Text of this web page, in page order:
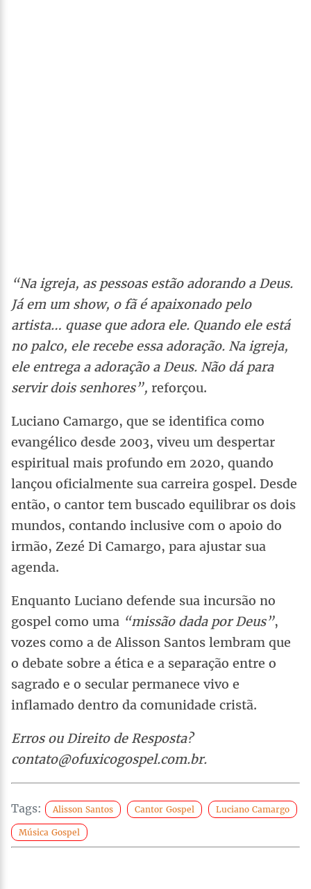
“Na igreja, as pessoas estão adorando a Deus.
Já em um show, o fã é apaixonado pelo
artista… quase que adora ele. Quando ele está
no palco, ele recebe essa adoração. Na igreja,
ele entrega a adoração a Deus. Não dá para
servir dois senhores”, reforçou.
Luciano Camargo, que se identifica como
evangélico desde 2003, viveu um despertar
espiritual mais profundo em 2020, quando
lançou oficialmente sua carreira gospel. Desde
então, o cantor tem buscado equilibrar os dois
mundos, contando inclusive com o apoio do
irmão, Zezé Di Camargo, para ajustar sua
agenda.
Enquanto Luciano defende sua incursão no
gospel como uma “missão dada por Deus”,
vozes como a de Alisson Santos lembram que
o debate sobre a ética e a separação entre o
sagrado e o secular permanece vivo e
inflamado dentro da comunidade cristã.
Erros ou Direito de Resposta?
contato@ofuxicogospel.com.br.
Tags: Alisson Santos Cantor Gospel Luciano Camargo
Música Gospel